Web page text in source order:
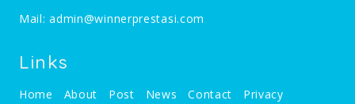
Mail:admin@winnerprestasi.com
Links
Home About Post News Contact
Privacy